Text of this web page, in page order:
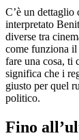
C’è un dettaglio
interpretato
diverse tra
come funziona il
fare una cosa, ti
significa che i
giusto per quel
politico.
Fino